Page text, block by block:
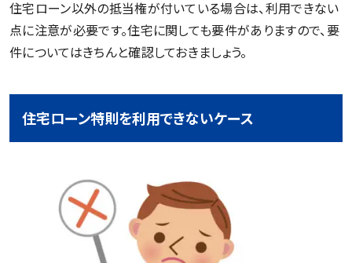
住宅ローン以外の抵当権が付いている場合は、利用できない
点に注意が必要です。住宅に関しても要件がありますので、要
件についてはきちんと確認しておきましょう。
住宅ローン特則を利用できないケース